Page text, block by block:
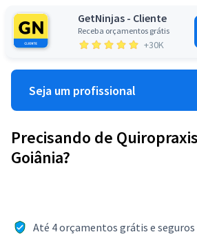
GetNinjas - Cliente
Receba orçamentos grátis
+30K
Seja um profissional
Precisando de
Goiânia?
Até 4 orçamentos grátis e seguros